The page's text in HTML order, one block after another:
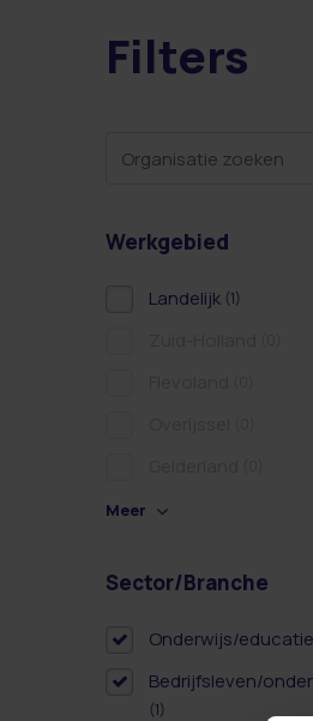
3 resultaten
Filters
Werkgebied
Landelijk (1)
Meer
Sector/Branche
Onderwijs/educatie
Bedrijfsleven/
(1)